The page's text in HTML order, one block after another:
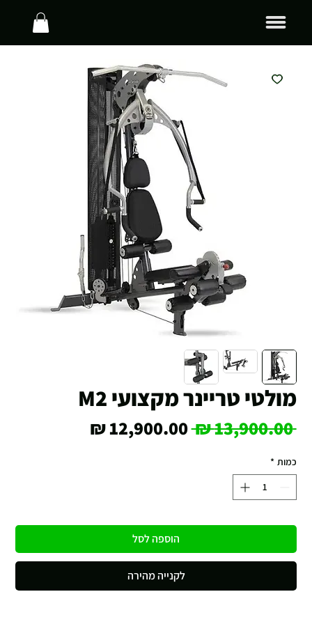
מולטי טריינר מקצועי M2
‏13,900.00 ‏₪
מחיר
‏12,900.00 ‏₪
כמות *
הוספה לסל
לקנייה מהירה